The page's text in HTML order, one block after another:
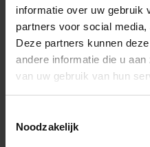
informatie over uw gebruik
partners voor social
Deze partners kunnen
andere informatie die u
van uw gebruik van hun
Noodzakelijk